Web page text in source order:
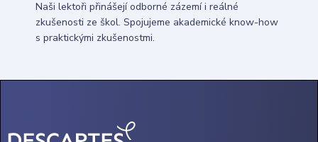
Naši lektoři přinášejí odborné zázemí i reálné
zkušenosti ze škol. Spojujeme akademické know-how
s praktickými zkušenostmi.